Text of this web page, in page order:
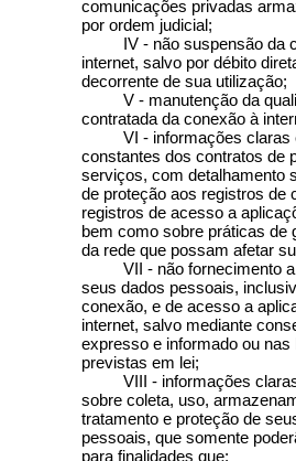
comunicações privadas
por ordem judicial;
IV - não suspensão da
internet, salvo por débito
decorrente de sua utilização;
V - manutenção da
contratada da conexão à
VI - informações claras
constantes dos contratos de
serviços, com detalhamento
de proteção aos registros de
registros de acesso a
bem como sobre práticas de
da rede que possam afetar
VII - não fornecimento
seus dados pessoais,
conexão, e de acesso a
internet, salvo mediante
expresso e informado ou nas
previstas em lei;
VIII - informações
sobre coleta, uso,
tratamento e proteção de
pessoais, que somente
para finalidades que: